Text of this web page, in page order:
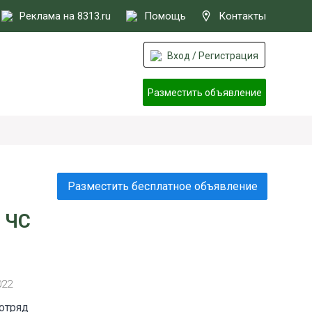
Реклама на 8313.ru Помощь Контакты
Вход / Регистрация
Разместить объявление
ЧС
Разместить бесплатное объявление